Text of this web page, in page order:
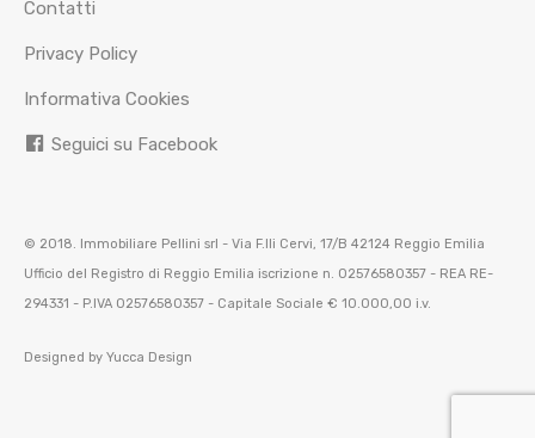
Contatti
Privacy Policy
Informativa Cookies
Seguici su Facebook
© 2018. Immobiliare Pellini srl - Via F.lli Cervi, 17/B 42124 Reggio Emilia
Ufficio del Registro di Reggio Emilia iscrizione n. 02576580357 - REA RE-
294331 - P.IVA 02576580357 - Capitale Sociale € 10.000,00 i.v.
Designed by Yucca Design